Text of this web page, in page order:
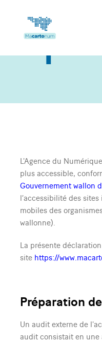
Navigation
L'Agence du
plus accessible,
Gouvernement wallon
l’accessibilité des
mobiles des
wallonne).
La présente
site https://
Préparation
Un audit externe de
audit consistait en une